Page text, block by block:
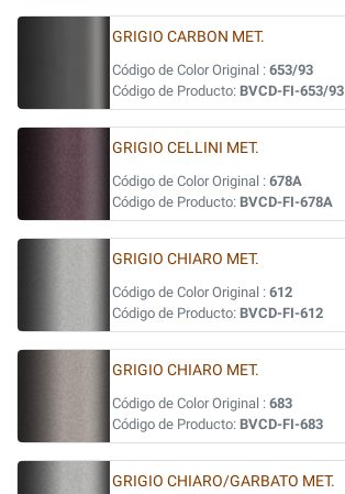
GRIGIO CARBON MET.
Código de Color Original : 653/93
Código de Producto: BVCD-FI-653/93
GRIGIO CELLINI MET.
Código de Color Original : 678A
Código de Producto: BVCD-FI-678A
GRIGIO CHIARO MET.
Código de Color Original : 612
Código de Producto: BVCD-FI-612
GRIGIO CHIARO MET.
Código de Color Original : 683
Código de Producto: BVCD-FI-683
GRIGIO CHIARO/GARBATO MET.